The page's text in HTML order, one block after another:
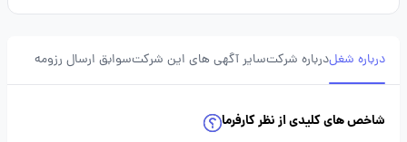
درباره شغلدرباره شرکتسایر آگهی های این شرکتسوابق ارسال رزومه
شاخص های کلیدی از نظر کارفرما